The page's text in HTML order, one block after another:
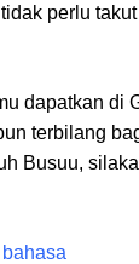
perlu
dapatkan di
terbilang
Busuu,